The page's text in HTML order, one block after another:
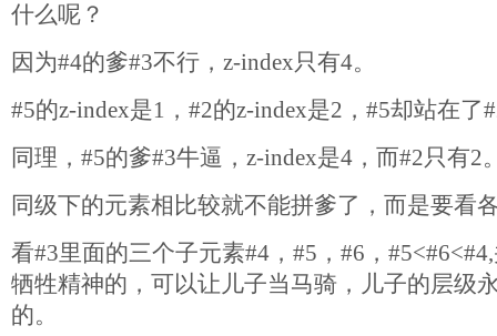
什么呢？
因为#4的爹#3不行，z-index只有4。
#5的z-index是1，#2的z-index是2，#5却站在了
同理，#5的爹#3牛逼，z-index是4，而#2只有2
同级下的元素相比较就不能拼爹了，而是要看
看#3里面的三个子元素#4，#5，#6，
牺牲精神的，可以让儿子当马骑，儿子的层级
的。